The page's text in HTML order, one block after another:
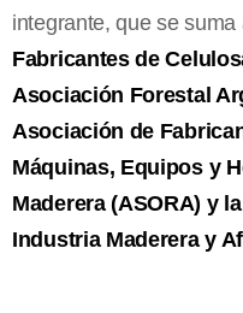
integrante, que se suma
Fabricantes de
Asociación Forestal
Asociación de
Máquinas, Equipos y
Maderera (ASORA) y
Industria Maderera y